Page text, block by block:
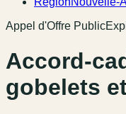
Appel d'Offre Public
Accord-
gobelets